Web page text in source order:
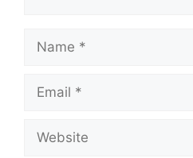
Name
Email
Website